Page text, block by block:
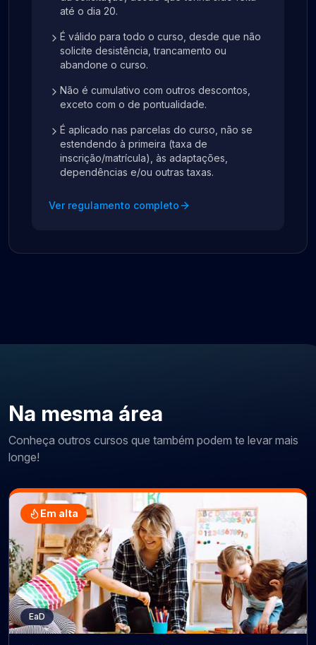
até o dia 20.
É válido para todo o curso, desde que não
solicite desistência, trancamento ou
abandone o curso.
Não é cumulativo com outros descontos,
exceto com o de pontualidade.
É aplicado nas parcelas do curso, não se
estendendo à primeira (taxa de
inscrição/matrícula), às adaptações,
dependências e/ou outras taxas.
Ver regulamento completo
Na mesma área
Conheça outros cursos que também podem te levar mais
longe!
Em alta
EaD